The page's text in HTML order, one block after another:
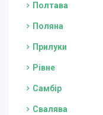
Полтава
Поляна
Прилуки
Рівне
Самбір
Свалява